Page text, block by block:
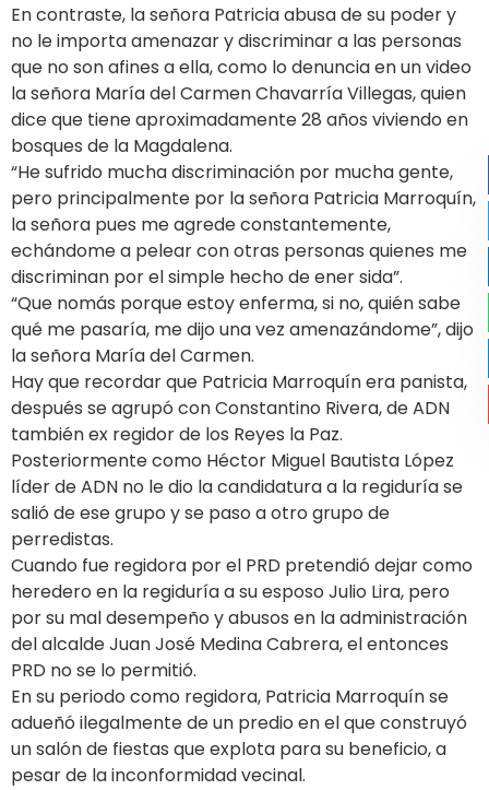
En contraste, la señora Patricia abusa de su poder y
no le importa amenazar y discriminar a las personas
que no son afines a ella, como lo denuncia en un video
la señora María del Carmen Chavarría Villegas, quien
dice que tiene aproximadamente 28 años viviendo en
bosques de la Magdalena.
“He sufrido mucha discriminación por mucha gente,
pero principalmente por la señora Patricia Marroquín,
la señora pues me agrede constantemente,
echándome a pelear con otras personas quienes me
discriminan por el simple hecho de ener sida”.
“Que nomás porque estoy enferma, si no, quién sabe
qué me pasaría, me dijo una vez amenazándome”, dijo
la señora María del Carmen.
Hay que recordar que Patricia Marroquín era panista,
después se agrupó con Constantino Rivera, de ADN
también ex regidor de los Reyes la Paz.
Posteriormente como Héctor Miguel Bautista López
líder de ADN no le dio la candidatura a la regiduría se
salió de ese grupo y se paso a otro grupo de
perredistas.
Cuando fue regidora por el PRD pretendió dejar como
heredero en la regiduría a su esposo Julio Lira, pero
por su mal desempeño y abusos en la administración
del alcalde Juan José Medina Cabrera, el entonces
PRD no se lo permitió.
En su periodo como regidora, Patricia Marroquín se
adueñó ilegalmente de un predio en el que construyó
un salón de fiestas que explota para su beneficio, a
pesar de la inconformidad vecinal.